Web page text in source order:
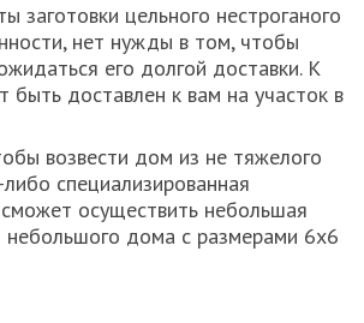
заготовки цельного нестроганого
нет нужды в том, чтобы
его долгой доставки. К
быть доставлен к вам на участок в
возвести дом из не тяжелого
специализированная
осуществить небольшая
небольшого дома с размерами 6х6